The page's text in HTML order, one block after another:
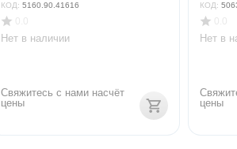
КОД: 5160.90.41616
Нет в наличии
Свяжитесь с нами насчёт
цены
КОД:
Нет в
цены